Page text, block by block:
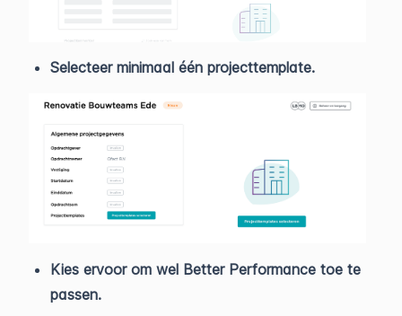
Selecteer minimaal één projecttemplate.
Kies ervoor om wel Better Performance toe te
passen.